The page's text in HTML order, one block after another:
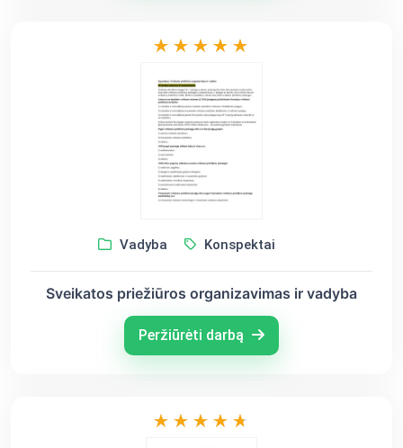
Vadyba Konspektai
Sveikatos priežiūros organizavimas ir vadyba
Peržiūrėti darbą